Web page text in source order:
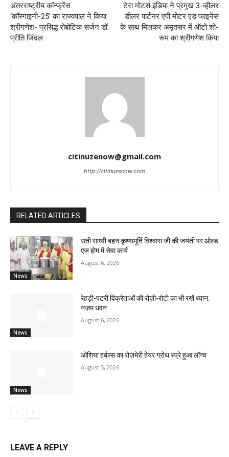
अंतरराष्ट्रीय कॉन्फ्रेंस
‘कॉस्गाइनी-25’ का राज्यपाल ने किया
श्रीगणेश- प्रसिद्ध रोबोटिक सर्जन डॉ.
प्रीति जिंदल
टेरा मोटर्स इंडिया ने प्रमुख 3-व्हीलर
डीलर पार्टनर एपी मोटर एंड फाइनेंस
के साथ मिलकर अमृतसर में ऑटो शो-
रूम का श्रीगणेश किया
citinuzenow@gmail.com
http://citinuzenow.com
RELATED ARTICLES
News
सती साध्वी बहन कृष्णामूर्ति विश्वास जी की जयंती पर ओल्ड
एज होम में सेवा कार्य
August 6, 2026
News
रेहड़ी-पटरी विक्रेताओं की रोज़ी-रोटी का भी रखें ध्यान:
नज़म धवन
August 6, 2026
News
ओशिया हर्बल्स का रोज़मेरी हेयर ग्रोथ स्प्रे हुआ लॉन्च
August 5, 2026
LEAVE A REPLY